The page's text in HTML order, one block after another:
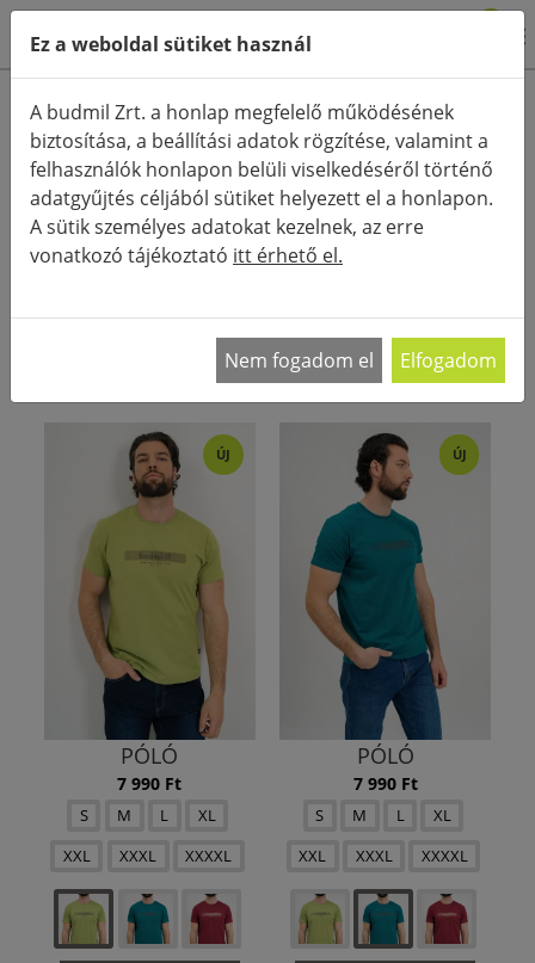
Termékkategóriák
Részletes keresés
FŐOLDAL KATEGÓRIÁK PÓLÓ
PÓLÓK
RENDEZÉS:
praktikus. Ezek a jellemzők mind a férfi pólókat…
ÚJ
PÓLÓ
7 990 Ft
S M L
XL
XXL
XXXL XXXXL
ÚJ
PÓLÓ
7 990 Ft
S M L
XL
XXL
XXXL XXXXL
Ez a weboldal sütiket használ
A budmil Zrt. a honlap megfelelő működésének
biztosítása, a beállítási adatok rögzítése, valamint a
felhasználók honlapon belüli viselkedéséről történő
adatgyűjtés céljából sütiket helyezett el a honlapon.
A sütik személyes adatokat kezelnek, az erre
vonatkozó tájékoztató itt érhető el.
Nem fogadom el Elfogadom